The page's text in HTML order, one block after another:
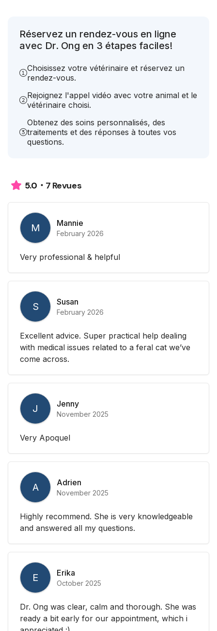
Réservez un rendez-vous en ligne
avec Dr. Ong en 3 étapes faciles!
Choisissez votre vétérinaire et réservez un
rendez-vous.
Rejoignez l'appel vidéo avec votre animal et le
vétérinaire choisi.
Obtenez des soins personnalisés, des
traitements et des réponses à toutes vos
questions.
5.0 7 Revues
M Mannie
February 2026
Very professional & helpful
S Susan
February 2026
Excellent advice. Super practical help dealing
with medical issues related to a feral cat we’ve
come across.
J Jenny
November 2025
Very Apoquel
A Adrien
November 2025
Highly recommend. She is very knowledgeable
and answered all my questions.
E Erika
October 2025
Dr. Ong was clear, calm and thorough. She was
ready a bit early for our appointment, which i